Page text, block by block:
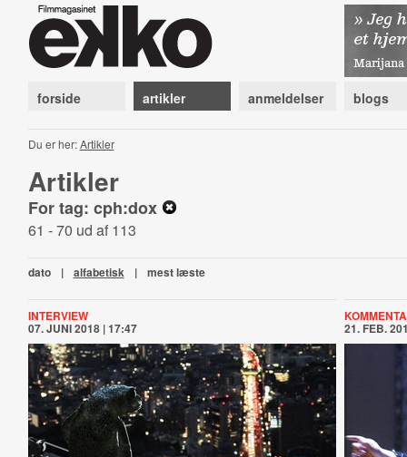
forside artikler anmeldelser blogs
Du er her:Artikler
Artikler
For tag: cph:dox
61 - 70 ud af 113
dato | alfabetisk | mest læste
INTERVIEW
07. JUNI 2018 | 17:47 21. FEB.